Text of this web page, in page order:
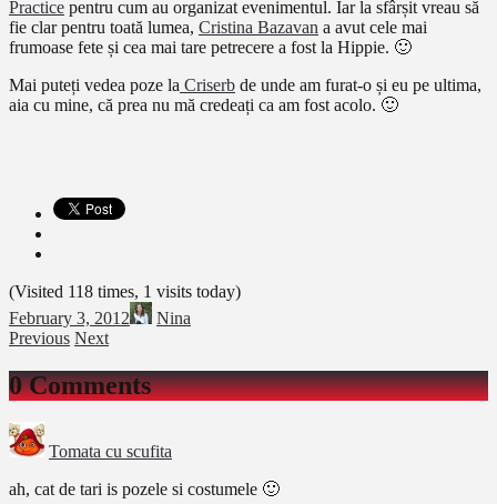
Practice pentru cum au organizat evenimentul. Iar la sfârșit vreau să
fie clar pentru toată lumea, Cristina Bazavan a avut cele mai
frumoase fete și cea mai tare petrecere a fost la Hippie. 🙂
Mai puteți vedea poze la Criserb de unde am furat-o și eu pe ultima,
aia cu mine, că prea nu mă credeați ca am fost acolo. 🙂
(Visited 118 times, 1 visits today)
February 3, 2012
Nina
Previous Next
0 Comments
Tomata cu scufita
ah, cat de tari is pozele si costumele 🙂